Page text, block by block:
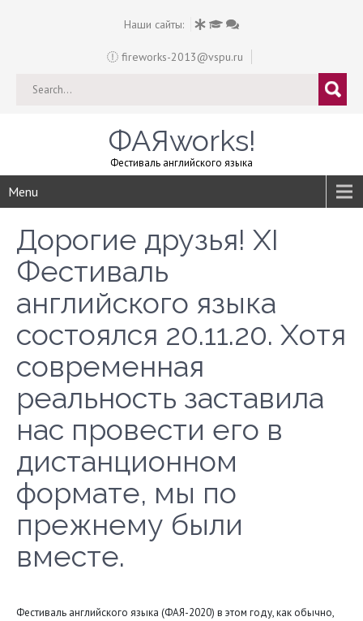
Наши сайты:
fireworks-2013@vspu.ru
ФАЯworks!
Фестиваль английского языка
Menu
Дорогие друзья! XI
Фестиваль
английского языка
состоялся 20.11.20. Хотя
современная
реальность заставила
нас провести его в
дистанционном
формате, мы по
прежнему были
вместе.
Фестиваль английского языка (ФАЯ-2020) в этом году, как обычно,